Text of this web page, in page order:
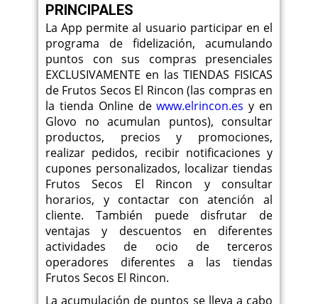
PRINCIPALES
La App permite al usuario participar en el
programa de fidelización, acumulando
puntos con sus compras presenciales
EXCLUSIVAMENTE en las TIENDAS FISICAS
de Frutos Secos El Rincon (las compras en
la tienda Online dewww.elrincon.es y en
Glovo no acumulan puntos), consultar
productos, precios y promociones,
realizar pedidos, recibir notificaciones y
cupones personalizados, localizar tiendas
Frutos Secos El Rincon y consultar
horarios, y contactar con atención al
cliente. También puede disfrutar de
ventajas y descuentos en diferentes
actividades de ocio de terceros
operadores diferentes a las tiendas
Frutos Secos El Rincon.
La acumulación de puntos se lleva a cabo